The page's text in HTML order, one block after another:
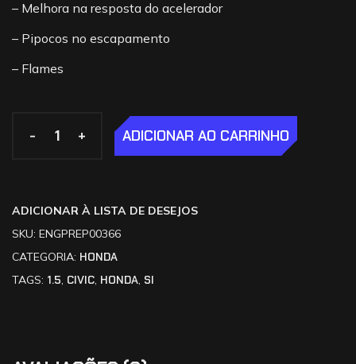
– Melhora na resposta do acelerador
– Pipocos no escapamento
– Flames
- +
- + ADICIONAR AO CARRINHO
ADICIONAR À LISTA DE DESEJOS
SKU: ENGPREP00366
CATEGORIA: HONDA
TAGS: 1.5, CIVIC, HONDA, SI